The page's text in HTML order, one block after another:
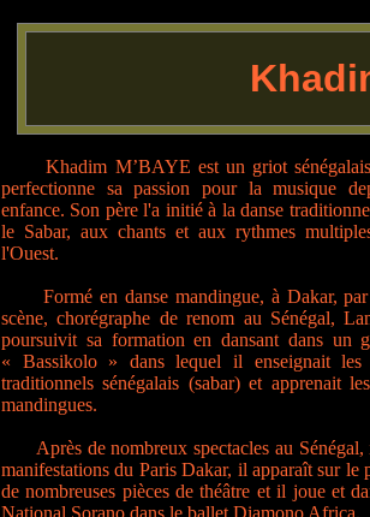
Khadim M’BAYE est un griot
perfectionne sa passion pour la musique
enfance. Son père l'a initié à la danse
le Sabar, aux chants et aux rythmes
l'Ouest.
Formé en danse mandingue, à Dakar, par
scène, chorégraphe de renom au Sénégal,
poursuivit sa formation en dansant dans un
« Bassikolo » dans lequel il enseignait les
traditionnels sénégalais (sabar) et apprenait
mandingues.
Après de nombreux spectacles au Sénégal,
manifestations du Paris Dakar, il apparaît sur le
de nombreuses pièces de théâtre et il joue et
National Sorano dans le ballet Diamono Africa.